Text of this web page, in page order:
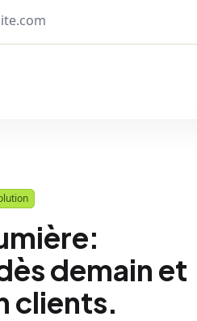
demain et
clients.